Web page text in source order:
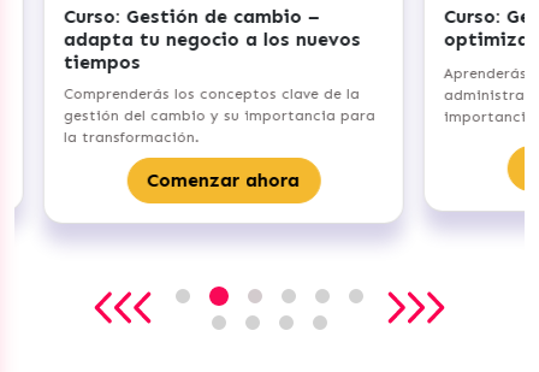
para
Curso: Gestiona tu Inventario –
optimiza tus procesos
Aprenderás los fundamentos de
administración de inventarios y su
importancia para tu emprendimiento.
Comenzar ahora
en